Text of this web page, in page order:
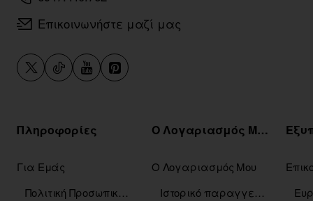
Επικοινωνήστε μαζί μας
Πληροφορίες
Για Εμάς
Πολιτική Προσωπικών Δεδομένων
Ο Λογαριασμός Μου
Ο Λογαριασμός Μου
Ιστορικό παραγγελιών